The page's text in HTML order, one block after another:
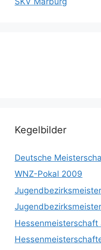
Kegelbilder
Deutsche
WNZ-Pokal 2009
Hessenmeisterschaft